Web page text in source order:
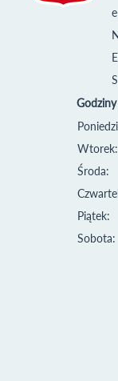
Wtorek:
Środa:
Piątek:
Sobota: